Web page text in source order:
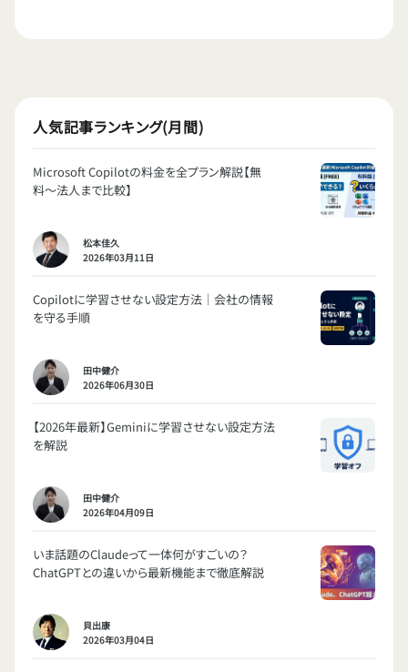
人気記事ランキング(月間)
Microsoft Copilotの料金を全プラン解説【無
料〜法人まで比較】
松本佳久
2026年03月11日
Copilotに学習させない設定方法｜会社の情報
を守る手順
田中健介
2026年06月30日
【2026年最新】Geminiに学習させない設定方法
を解説
田中健介
2026年04月09日
いま話題のClaudeって一体何がすごいの？
ChatGPTとの違いから最新機能まで徹底解説
貝出康
2026年03月04日